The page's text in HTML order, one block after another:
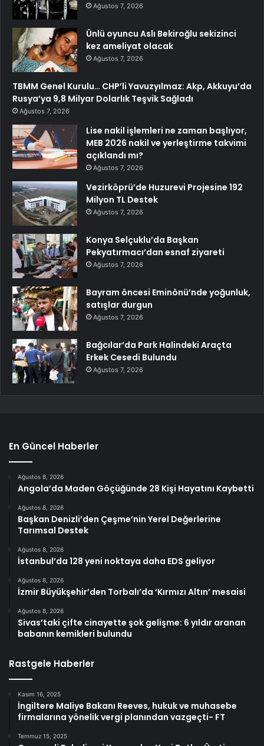
Ağustos 7, 2026
Ünlü oyuncu Aslı Bekiroğlu sekizinci
kez ameliyat olacak
Ağustos 7, 2026
TBMM Genel Kurulu… CHP’li Yavuzyılmaz: Akp, Akkuyu’da
Rusya’ya 9,8 Milyar Dolarlık Teşvik Sağladı
Ağustos 7, 2026
Lise nakil işlemleri ne zaman başlıyor,
MEB 2026 nakil ve yerleştirme takvimi
açıklandı mı?
Ağustos 7, 2026
Vezirköprü’de Huzurevi Projesine 192
Milyon TL Destek
Ağustos 7, 2026
Konya Selçuklu’da Başkan
Pekyatırmacı’dan esnaf ziyareti
Ağustos 7, 2026
Bayram öncesi Eminönü’nde yoğunluk,
satışlar durgun
Ağustos 7, 2026
Bağcılar’da Park Halindeki Araçta
Erkek Cesedi Bulundu
Ağustos 7, 2026
En Güncel Haberler
Ağustos 8, 2026
Angola’da Maden Göçüğünde 28 Kişi Hayatını Kaybetti
Ağustos 8, 2026
Başkan Denizli’den Çeşme’nin Yerel Değerlerine
Tarımsal Destek
Ağustos 8, 2026
İstanbul’da 128 yeni noktaya daha EDS geliyor
Ağustos 8, 2026
İzmir Büyükşehir’den Torbalı’da ‘Kırmızı Altın’ mesaisi
Ağustos 8, 2026
Sivas’taki çifte cinayette şok gelişme: 6 yıldır aranan
babanın kemikleri bulundu
Rastgele Haberler
Kasım 16, 2025
İngiltere Maliye Bakanı Reeves, hukuk ve muhasebe
firmalarına yönelik vergi planından vazgeçti- FT
Temmuz 15, 2025